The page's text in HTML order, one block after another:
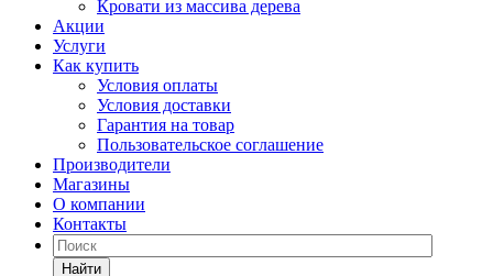
Кровати из массива дерева
Акции
Услуги
Как купить
Условия оплаты
Условия доставки
Гарантия на товар
Пользовательское соглашение
Производители
Магазины
О компании
Контакты
Найти